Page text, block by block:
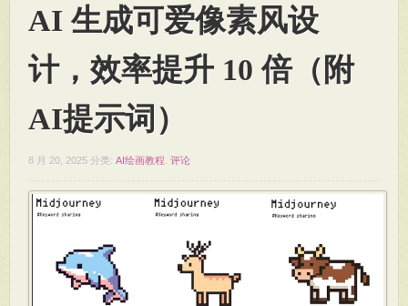
AI 生成可爱像素风设
计，效率提升 10 倍（附
AI提示词）
8 月 20, 2025 分类: AI绘画教程 评论